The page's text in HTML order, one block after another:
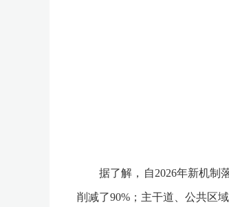
据了解，自2026年新机制落
削减了90%；主干道、公共区